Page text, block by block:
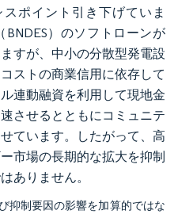
ポイント引き下げていま
）のソフトローンが
すが、中小の分散型発電設
ストの商業信用に依存して
連動融資を利用して現地金
させるとともにコミュニテ
ています。したがって、高
市場の長期的な拡大を抑制
ありません。
抑制要因の影響を加算的ではな